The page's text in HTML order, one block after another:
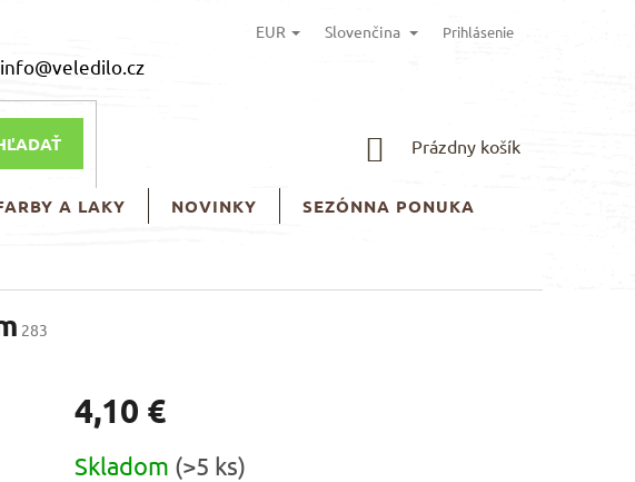
info@veledilo.cz
EUR Slovenčina Prihlásenie
NÁKUPNÝ
Prázdny košík
A LAKY NOVINKY SEZÓNNA PONUKA
283
4,10 €
cena:
Skladom (>5 ks)